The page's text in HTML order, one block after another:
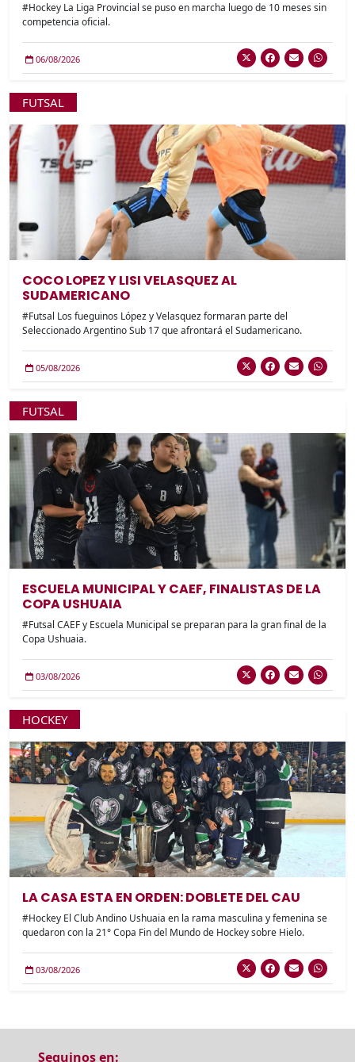
#Hockey La Liga Provincial se puso en marcha luego de 10 meses sin
competencia oficial.
06/08/2026
FUTSAL
COCO LOPEZ Y LISI VELASQUEZ AL
SUDAMERICANO
#Futsal Los fueguinos López y Velasquez formaran parte del
Seleccionado Argentino Sub 17 que afrontará el Sudamericano.
05/08/2026
FUTSAL
ESCUELA MUNICIPAL Y CAEF, FINALISTAS DE LA
COPA USHUAIA
#Futsal CAEF y Escuela Municipal se preparan para la gran final de la
Copa Ushuaia.
03/08/2026
HOCKEY
LA CASA ESTA EN ORDEN: DOBLETE DEL CAU
#Hockey El Club Andino Ushuaia en la rama masculina y femenina se
quedaron con la 21° Copa Fin del Mundo de Hockey sobre Hielo.
03/08/2026
Seguinos en: